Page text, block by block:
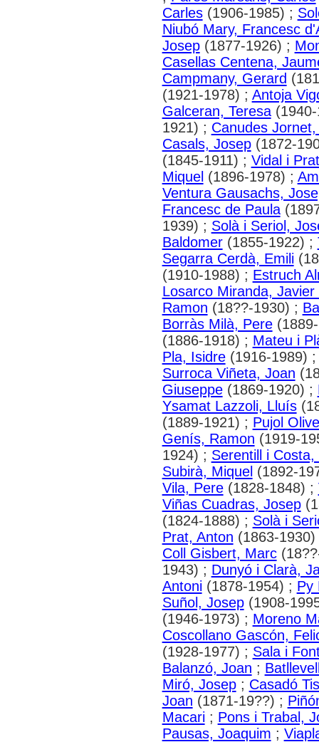
Carles(1906-1985) ;
Niubó Mary, Francesc
Josep(1877-1926) ;
Casellas Centena,
Campmany, Gerard
(1921-1978) ; Antoja
Galceran, Teresa
1921) ; Canudes
Casals, Josep(1872-
(1845-1911) ; Vidal i
Miquel(1896-1978) ;
Ventura Gausachs,
Francesc de Paula
1939) ; Solà i Seriol,
Baldomer(1855-1922) ;
Segarra Cerdà, Emili
(1910-1988) ; Estruch
Losarco Miranda, Javier
Ramon (18??-1930) ;
Borràs Milà, Pere
(1886-1918) ; Mateu i
Pla, Isidre(1916-1989)
Surroca Viñeta, Joan
Giuseppe(1869-1920) ;
Ysamat Lazzoli, Lluís
(1889-1921) ; Pujol
Genís, Ramon (1919-
1924) ; Serentill i Costa,
Subirà, Miquel(1892-
Vila, Pere(1828-1848) ;
Viñas Cuadras, Josep
(1824-1888) ; Solà i
Prat, Anton (1863-
Coll Gisbert, Marc
1943) ; Dunyó i Clarà,
Antoni(1878-1954) ; Py
Suñol, Josep(1908-
(1946-1973) ; Moreno
Coscollano Gascón,
(1928-1977) ; Sala i
Balanzó, Joan ;
Miró, Josep; Casadó
Joan (1871-19??) ;
Macari; Pons i Trabal,
Pausas, Joaquim ;